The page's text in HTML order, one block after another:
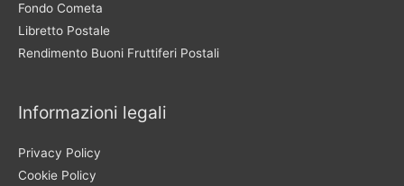
Fondo Cometa
Libretto Postale
Rendimento Buoni Fruttiferi Postali
Informazioni legali
Privacy Policy
Cookie Policy